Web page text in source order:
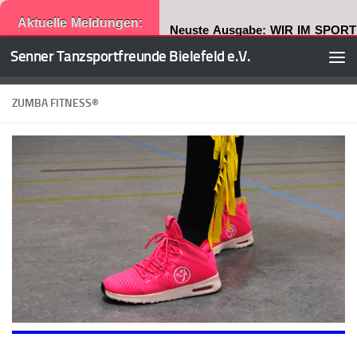
Aktuelle Meldungen: Neuste Ausgabe: WIR IM SPORT
Zum Inhalt springen
Senner Tanzsportfreunde Bielefeld e.V.
ZUMBA FITNESS®